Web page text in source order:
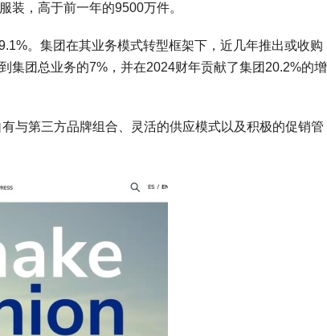
装，高于前一年的9500万件。
。集团在其业务模式转型框架下，近几年推出或收购
集团总业务的7%，并在2024财年贡献了集团20.2%的增
与第三方品牌组合、灵活的供应模式以及积极的促销管